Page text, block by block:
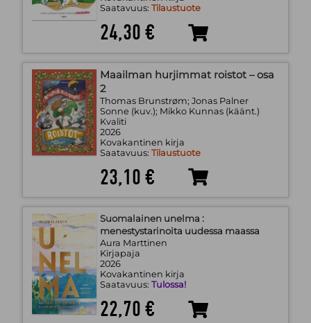
Saatavuus: Tilaustuote
24,30 €
Maailman hurjimmat roistot – osa
2
Thomas Brunstrøm; Jonas Palner
Sonne (kuv.); Mikko Kunnas (käänt.)
Kvaliti
2026
Kovakantinen kirja
Saatavuus: Tilaustuote
23,10 €
Suomalainen unelma :
menestystarinoita uudessa maassa
Aura Marttinen
Kirjapaja
2026
Kovakantinen kirja
Saatavuus: Tulossa!
22,70 €